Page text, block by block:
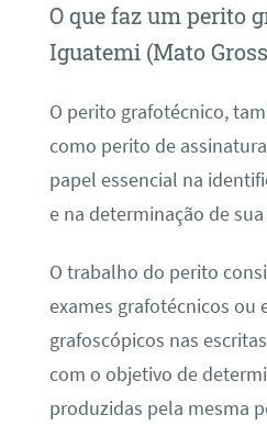
O que faz um perito
Iguatemi (Mato
O perito grafotécnico,
como perito de
papel essencial na
e na determinação de
O trabalho do perito
exames grafotécnicos ou
grafoscópicos nas
com o objetivo de
produzidas pela mesma